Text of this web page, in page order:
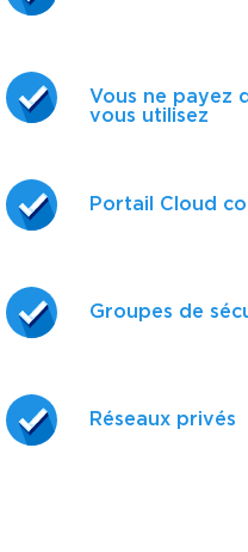
Vous ne payez
vous utilisez
Portail Cloud
Groupes de
Réseaux privés